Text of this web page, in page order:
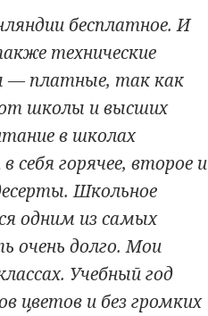
бесплатное. И
технические
— платные, так как
от школы и высших
в школах
горячее, второе и
Школьное
одним из самых
очень долго. Мои
Учебный год
цветов и без громких